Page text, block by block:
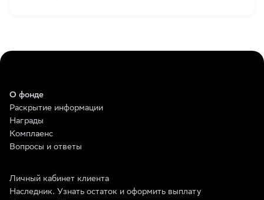
О фонде
Раскрытие информации
Награды
Комплаенс
Вопросы и ответы
Личный кабинет клиента
Наследник. Узнать остаток и оформить выплату